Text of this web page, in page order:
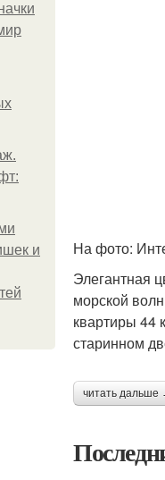
и
На фото:
Элегантная
морской
квартиры 44
старинном
читать дальше